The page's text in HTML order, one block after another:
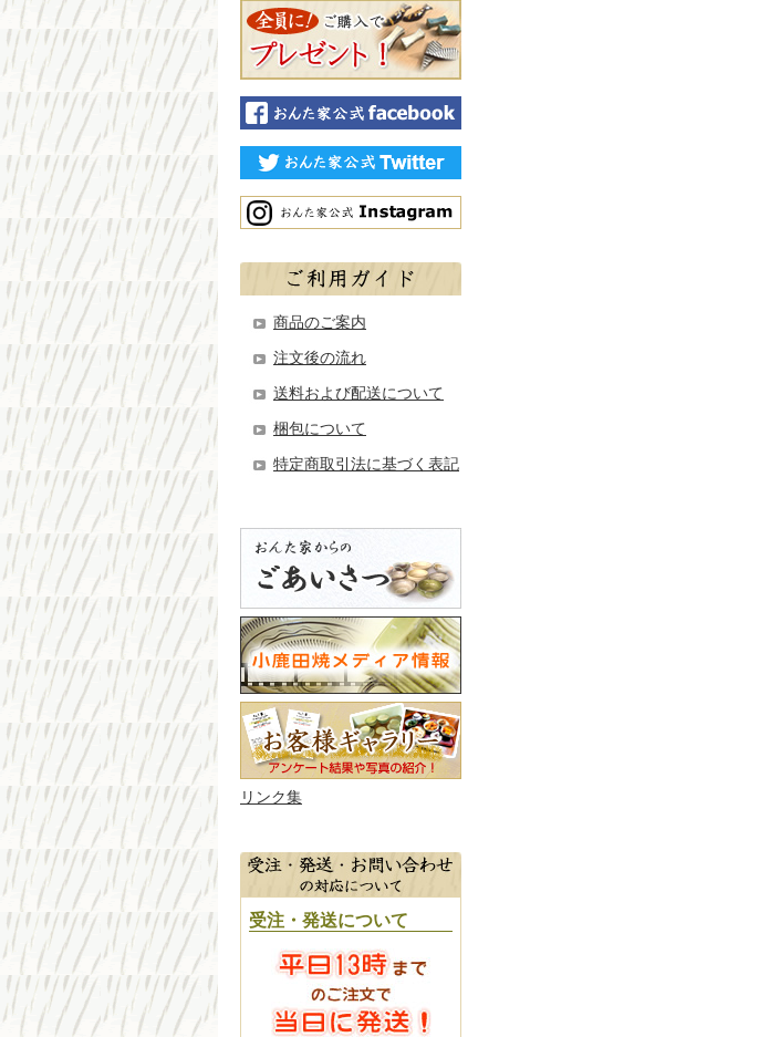
商品のご案内
注文後の流れ
送料および配送について
梱包について
特定商取引法に基づく表記
リンク集
受注・発送について